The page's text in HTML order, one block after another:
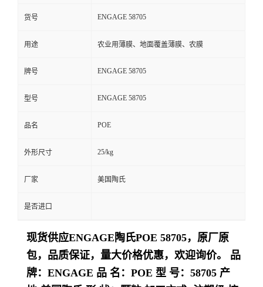
言
货号 ENGAGE 58705
用途 农业用薄膜、地面覆盖薄膜、农膜
牌号 ENGAGE 58705
型号 ENGAGE 58705
品名 POE
外形尺寸 25/kg
厂家 美国陶氏
是否进口
现货供应ENGAGE陶氏POE 58705，原厂原
包，品质保证，量大价格优惠，欢迎询价。 品
牌：ENGAGE 品 名：POE 型 号：58705 产